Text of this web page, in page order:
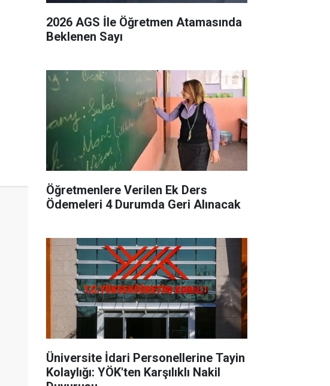
2026 AGS İle Öğretmen Atamasında
Beklenen Sayı
Öğretmenlere Verilen Ek Ders
Ödemeleri 4 Durumda Geri Alınacak
Üniversite İdari Personellerine Tayin
Kolaylığı: YÖK'ten Karşılıklı Nakil